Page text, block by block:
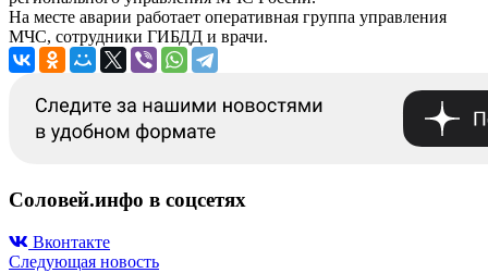
На месте аварии работает оперативная группа управления
МЧС, сотрудники ГИБДД и врачи.
Соловей.инфо в соцсетях
Вконтакте
Следующая новость